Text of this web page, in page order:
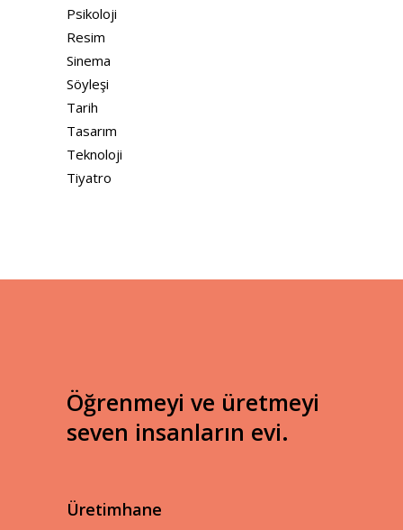
Psikoloji
Resim
Sinema
Söyleşi
Tarih
Tasarım
Teknoloji
Tiyatro
Öğrenmeyi ve üretmeyi
seven insanların evi.
Üretimhane